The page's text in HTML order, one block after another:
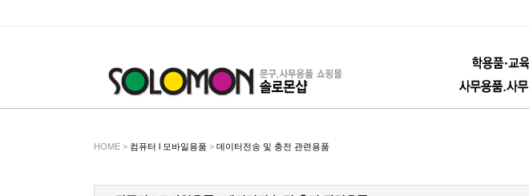
HOME > 컴퓨터 l 모바일용품 > 데이터전송 및 충전 관련용품